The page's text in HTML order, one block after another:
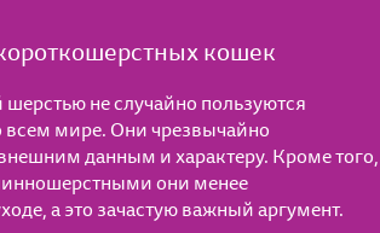
кошек
не случайно пользуются
всем мире. Они чрезвычайно
данным и характеру. Кроме того,
они менее
а это зачастую важный аргумент.